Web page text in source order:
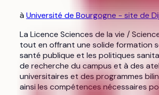
à Université de Bourgogne - site de
La Licence Sciences de la vie /
tout en offrant une solide formation
santé publique et les politiques
de recherche du campus et à des
universitaires et des programmes
ainsi les compétences nécessaires